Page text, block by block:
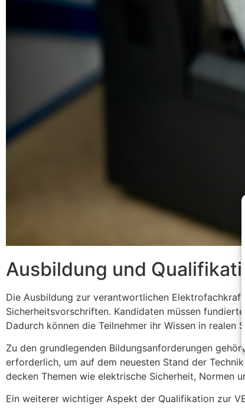
Ausbildung und
Die Ausbildung zur verantwortlichen
Sicherheitsvorschriften. Kandidaten müssen
Dadurch können die Teilnehmer ihr Wissen in realen
Zu den grundlegenden Bildungsanforderungen
erforderlich, um auf dem neuesten Stand der
decken Themen wie elektrische Sicherheit, Normen
Ein weiterer wichtiger Aspekt der Qualifikation zur